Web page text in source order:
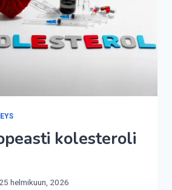
kolesteroli
25 helmikuun, 2026